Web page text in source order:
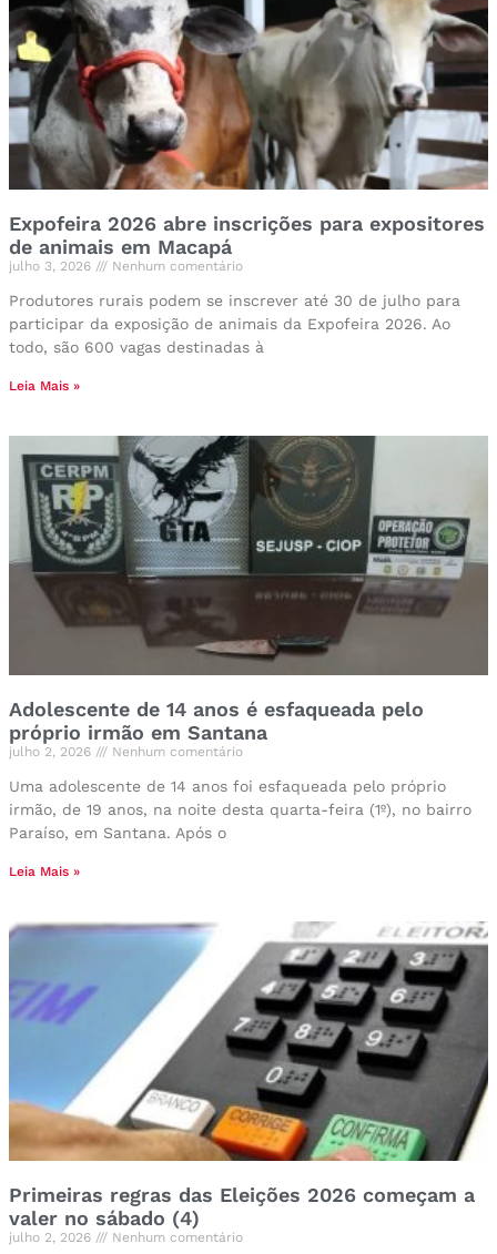
Expofeira 2026 abre inscrições para expositores
de animais em Macapá
julho 3, 2026 Nenhum comentário
Produtores rurais podem se inscrever até 30 de julho para
participar da exposição de animais da Expofeira 2026. Ao
todo, são 600 vagas destinadas à
Leia Mais »
Adolescente de 14 anos é esfaqueada pelo
próprio irmão em Santana
julho 2, 2026 Nenhum comentário
Uma adolescente de 14 anos foi esfaqueada pelo próprio
irmão, de 19 anos, na noite desta quarta-feira (1º), no bairro
Paraíso, em Santana. Após o
Leia Mais »
Primeiras regras das Eleições 2026 começam a
valer no sábado (4)
julho 2, 2026 Nenhum comentário